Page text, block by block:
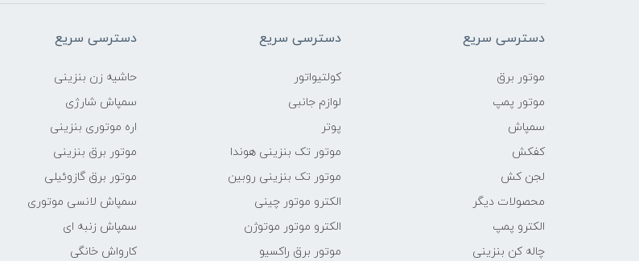
دسترسی سریع
موتور برق
موتور پمپ
سمپاش
کفکش
لجن کش
محصولات دیگر
الکترو پمپ
چاله کن بنزینی
دسترسی سریع
کولتیواتور
لوازم جانبی
پوتر
موتور تک بنزینی هوندا
موتور تک بنزینی روبین
الکترو موتور چینی
الکترو موتور موتوژن
موتور برق راکسیو
دسترسی سریع
حاشیه زن بنزینی
سمپاش شارژی
اره موتوری بنزینی
موتور برق بنزینی
موتور برق گازوئیلی
سمپاش لانسی موتوری
سمپاش زنبه ای
کارواش خانگی